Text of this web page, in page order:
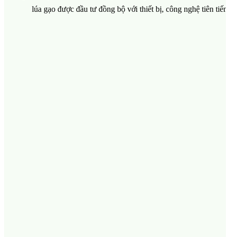
lúa gạo được đầu tư đồng bộ với thiết bị, công nghệ tiên